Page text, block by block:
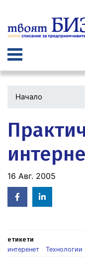
Начало
16 Авг. 2005
Facebook
in
етикети
интеренет
Технологии